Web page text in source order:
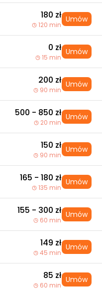
180 zł
120 min
Umów
0 zł
15 min
Umów
200 zł
90 min
Umów
500 - 850 zł
20 min
Umów
150 zł
90 min
Umów
165 - 180 zł
135 min
Umów
155 - 300 zł
60 min
Umów
149 zł
45 min
Umów
85 zł
60 min
Umów